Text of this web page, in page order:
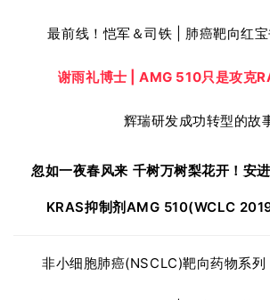
最前线！恺军＆司铁 | 肺癌靶向红宝
谢雨礼博士 | AMG 510只是攻克
辉瑞研发成功转型的故
忽如一夜春风来 千树万树梨花开！ 安
KRAS抑制剂AMG 510(WCLC
非小细胞肺癌(NSCLC)靶向药物系列